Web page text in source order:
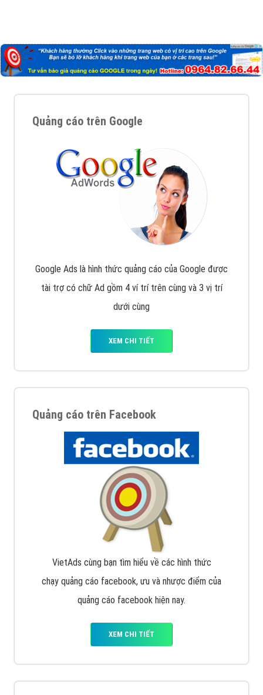
Quảng cáo trên Google
Google Ads là hình thức quảng cáo của Google được
tài trợ có chữ Ad gồm 4 ví trí trên cùng và 3 vị trí
dưới cùng
XEM CHI TIẾT
Quảng cáo trên Facebook
VietAds cùng bạn tìm hiểu về các hình thức
chạy quảng cáo facebook, ưu và nhược điểm của
quảng cáo facebook hiện nay.
XEM CHI TIẾT